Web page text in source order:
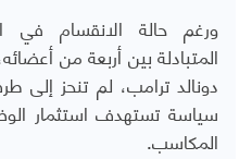
ورغم حالة الانقسام في
المتبادلة بين أربعة من
دونالد ترامب، لم تنحز
سياسة تستهدف استثمار
المكاسب.